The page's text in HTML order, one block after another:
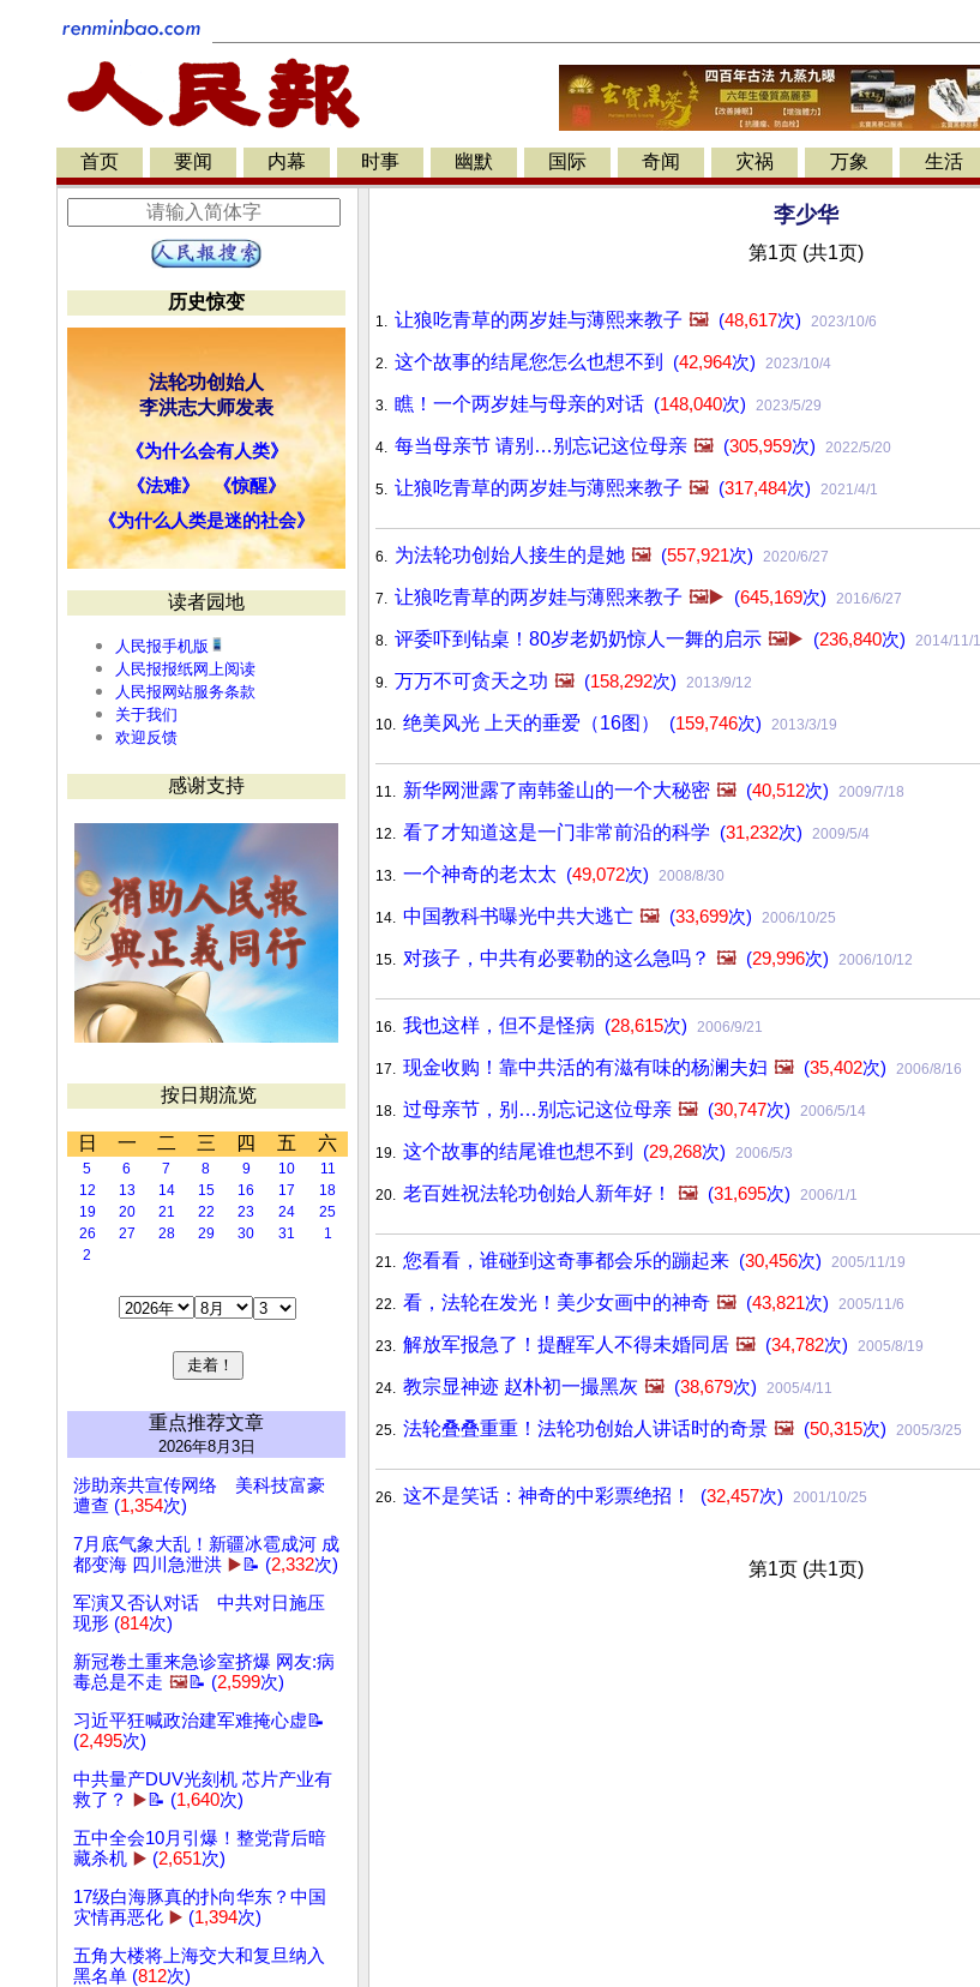
首页 要闻 内幕 时事 幽默 国际 奇闻 灾祸 万象 生活
历史惊变
法轮功创始人
李洪志大师发表
《为什么会有人类》
《法难》
《惊醒》
《为什么人类是迷的社会》
读者园地
人民报手机版
人民报报纸网上阅读
人民报网站服务条款
关于我们
欢迎反馈
感谢支持
按日期流览
日 一 二 三 四 五 六
5 6 7 8 9 10
11
12
13 14 15 16 17
18
19
20 21 22 23 24
25
26
27 28 29 30 31
1
2
重点推荐文章
2026年8月3日
涉助亲共宣传网络 美科技富豪
遭查 (1,354次)
7月底气象大乱！新疆冰雹成河 成
都变海 四川急泄洪 ▶️📝 (2,332次)
军演又否认对话 中共对日施压
现形 (814次)
新冠卷土重来急诊室挤爆 网友:病
毒总是不走 🖼️📝 (2,599次)
习近平狂喊政治建军难掩心虚📝
(2,495次)
中共量产DUV光刻机 芯片产业有
救了？
▶️📝 (1,640次)
五中全会10月引爆！整党背后暗
藏杀机 ▶️ (2,651次)
17级白海豚真的扑向华东？中国
灾情再恶化 ▶️ (1,394次)
五角大楼将上海交大和复旦纳入
黑名单 (812次)
李少华
第1页 (共1页)
1. 让狼吃青草的两岁娃与薄熙来教子 🖼️ (48,617次) 2023/10/6
2. 这个故事的结尾您怎么也想不到 (42,964次) 2023/10/4
3. 瞧！一个两岁娃与母亲的对话 (148,040次) 2023/5/29
4. 每当母亲节 请别…别忘记这位母亲 🖼️ (305,959次) 2022/5/20
5. 让狼吃青草的两岁娃与薄熙来教子 🖼️ (317,484次) 2021/4/1
6. 为法轮功创始人接生的是她 🖼️ (557,921次) 2020/6/27
7. 让狼吃青草的两岁娃与薄熙来教子 🖼️▶️ (645,169次) 2016/6/27
8. 评委吓到钻桌！80岁老奶奶惊人一舞的启示 🖼️▶️ (236,840次) 2014/11/
9. 万万不可贪天之功 🖼️ (158,292次) 2013/9/12
10. 绝美风光 上天的垂爱（16图） (159,746次) 2013/3/19
11. 新华网泄露了南韩釜山的一个大秘密 🖼️ (40,512次) 2009/7/18
12. 看了才知道这是一门非常前沿的科学 (31,232次) 2009/5/4
13. 一个神奇的老太太 (49,072次) 2008/8/30
14. 中国教科书曝光中共大逃亡 🖼️ (33,699次) 2006/10/25
15. 对孩子，中共有必要勒的这么急吗？ 🖼️ (29,996次) 2006/10/12
16. 我也这样，但不是怪病 (28,615次) 2006/9/21
17. 现金收购！靠中共活的有滋有味的杨澜夫妇 🖼️ (35,402次) 2006/8/16
18. 过母亲节，别…别忘记这位母亲 🖼️ (30,747次) 2006/5/14
19. 这个故事的结尾谁也想不到 (29,268次) 2006/5/3
20. 老百姓祝法轮功创始人新年好！ 🖼️ (31,695次) 2006/1/1
21. 您看看，谁碰到这奇事都会乐的蹦起来 (30,456次) 2005/11/19
22. 看，法轮在发光！美少女画中的神奇 🖼️ (43,821次) 2005/11/6
23. 解放军报急了！提醒军人不得未婚同居 🖼️ (34,782次) 2005/8/19
24. 教宗显神迹 赵朴初一撮黑灰 🖼️ (38,679次) 2005/4/11
25. 法轮叠叠重重！法轮功创始人讲话时的奇景 🖼️ (50,315次) 2005/3/25
26. 这不是笑话：神奇的中彩票绝招！ (32,457次) 2001/10/25
第1页 (共1页)